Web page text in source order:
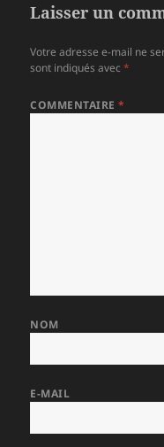
Laisser un
Votre adresse e-mail ne
sont indiqués avec*
COMMENTAIRE*
NOM
E-MAIL